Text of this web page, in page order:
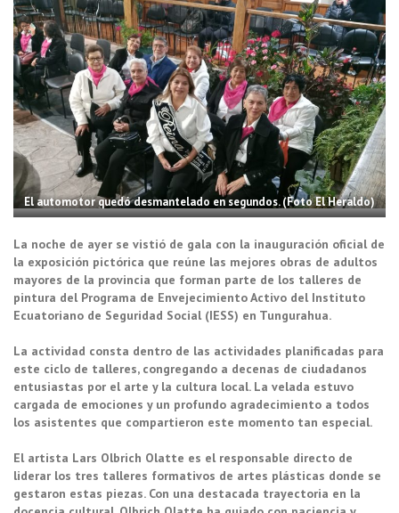
El automotor quedó desmantelado en segundos. (Foto El Heraldo)
La noche de ayer se vistió de gala con la inauguración oficial de
la exposición pictórica que reúne las mejores obras de adultos
mayores de la provincia que forman parte de los talleres de
pintura del Programa de Envejecimiento Activo del Instituto
Ecuatoriano de Seguridad Social (IESS) en Tungurahua.
La actividad consta dentro de las actividades planificadas para
este ciclo de talleres, congregando a decenas de ciudadanos
entusiastas por el arte y la cultura local. La velada estuvo
cargada de emociones y un profundo agradecimiento a todos
los asistentes que compartieron este momento tan especial.
El artista Lars Olbrich Olatte es el responsable directo de
liderar los tres talleres formativos de artes plásticas donde se
gestaron estas piezas. Con una destacada trayectoria en la